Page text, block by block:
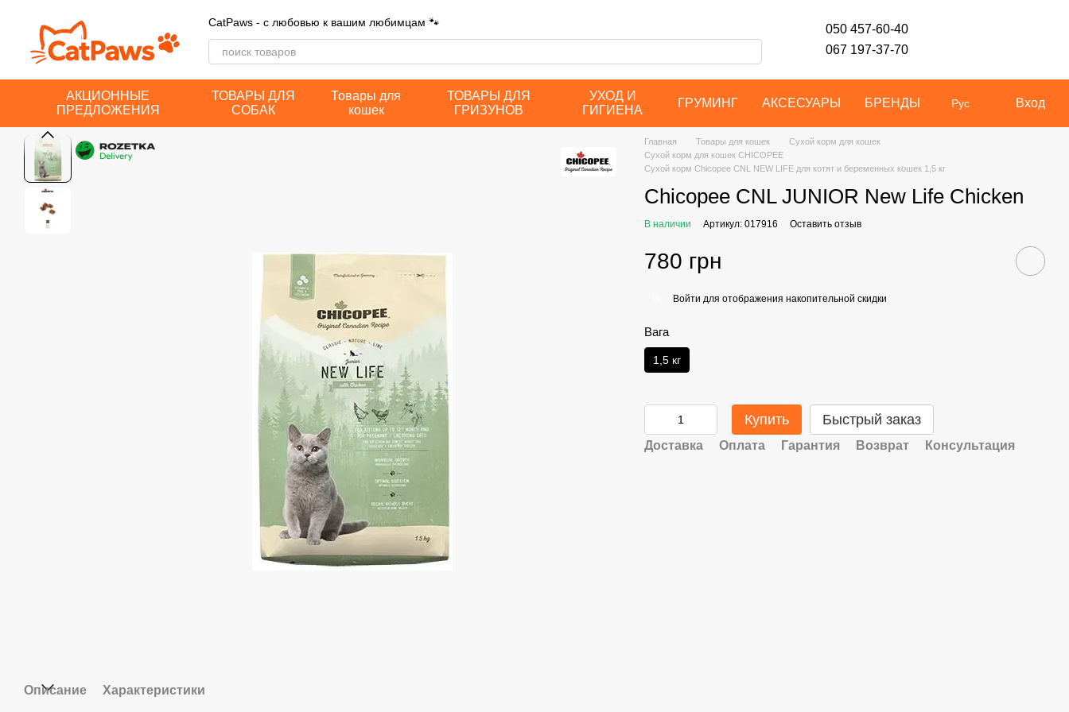
CatPaws - с любовью к вашим любимцам 🐾
050 457-60-40
067 197-37-70
АКЦИОННЫЕ
ПРЕДЛОЖЕНИЯ
ТОВАРЫ ДЛЯ
СОБАК
Товары для
кошек
ТОВАРЫ ДЛЯ
ГРИЗУНОВ
УХОД И
ГИГИЕНА
ГРУМИНГ АКСЕСУАРЫ БРЕНДЫ Рус Вход
Описание Характеристики
Главная Товары для кошек
Сухой корм для кошек
Сухой корм для кошек CHICOPEE
Сухой корм Chicopee CNL NEW LIFE для котят и беременных кошек 1,5 кг
Chicopee CNL JUNIOR New Life Chicken
В наличии Артикул: 017916 Оставить отзыв
780 грн
Войти для отображения накопительной скидки
Вага
1,5 кг
Купить Быстрый заказ
Доставка Оплата Гарантия Возврат Консультация